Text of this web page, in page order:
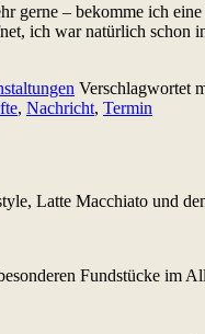
gerne – bekomme ich
ich war natürlich
Verschlagwortet
, Nachricht, Termin
Latte Macchiato und
Fundstücke im